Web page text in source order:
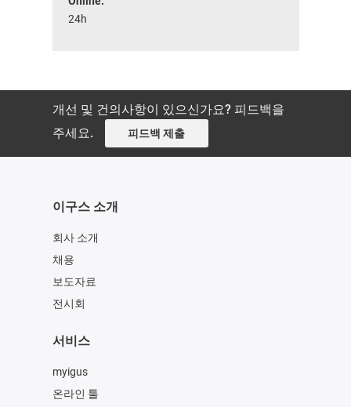
24h
개선 및 건의사항이 있으신가요? 피드백을
주세요.
피드백 제출
이구스 소개
회사 소개
채용
보도자료
전시회
서비스
myigus
온라인 툴